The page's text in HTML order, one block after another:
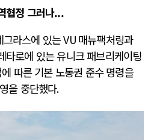
협정 그러나...
그라스에 있는VU 매뉴팩처링과
타로에 있는 유니크 패브리케이팅
따른 기본 노동권 준수 명령을
을 중단했다.